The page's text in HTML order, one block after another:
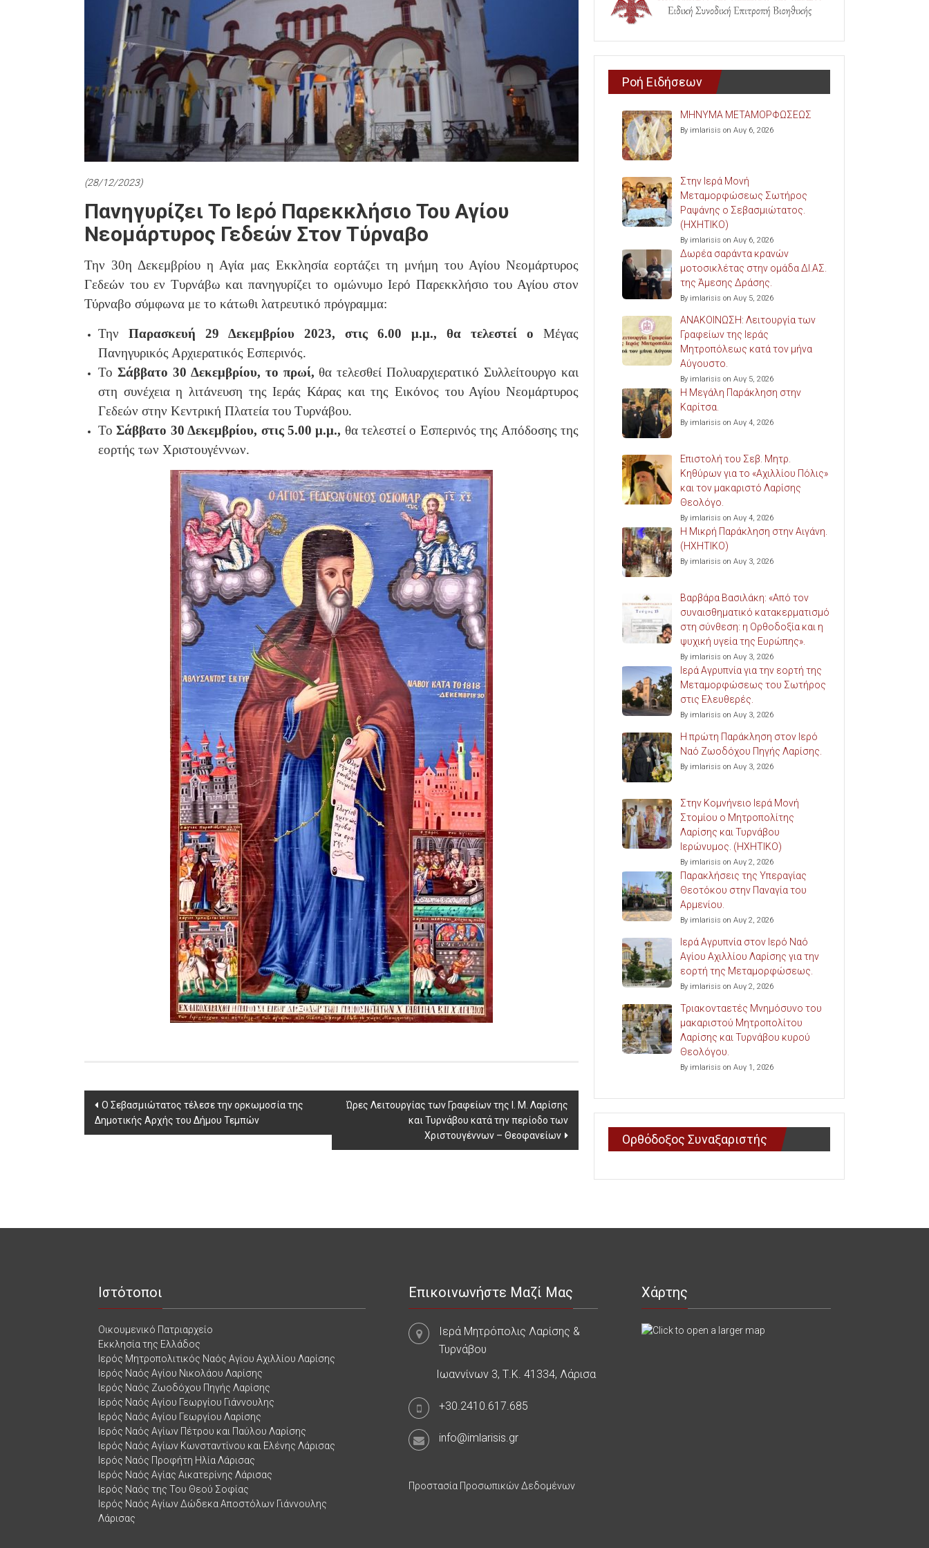
(28/12/2023)
Πανηγυρίζει Το Ιερό Παρεκκλήσιο Του Αγίου
Νεομάρτυρος Γεδεών Στον Τύρναβο
Την 30η Δεκεμβρίου η Αγία μας Εκκλησία εορτάζει τη μνήμη του Αγίου Νεομάρτυρος
Γεδεών του εν Τυρνάβω και πανηγυρίζει το ομώνυμο Ιερό Παρεκκλήσιο του Αγίου στον
Τύρναβο σύμφωνα με το κάτωθι λατρευτικό πρόγραμμα:
Την Παρασκευή 29 Δεκεμβρίου 2023, στις 6.00 μ.μ., θα τελεστεί ο Μέγας
Πανηγυρικός Αρχιερατικός Εσπερινός.
Το Σάββατο 30 Δεκεμβρίου, το πρωί, θα τελεσθεί Πολυαρχιερατικό Συλλείτουργο και
στη συνέχεια η λιτάνευση της Ιεράς Κάρας και της Εικόνος του Αγίου Νεομάρτυρος
Γεδεών στην Κεντρική Πλατεία του Τυρνάβου.
ΤοΣάββατο 30 Δεκεμβρίου, στις 5.00 μ.μ., θα τελεστεί ο Εσπερινός της Απόδοσης της
εορτής των Χριστουγέννων.
Post
navigation
Ο Σεβασμιώτατος τέλεσε την ορκωμοσία της
Δημοτικής Αρχής του Δήμου Τεμπών
Ώρες Λειτουργίας των Γραφείων της Ι. Μ. Λαρίσης
και Τυρνάβου κατά την περίοδο των
Χριστουγέννων – Θεοφανείων
Ροή Ειδήσεων
ΜΗΝΥΜΑ ΜΕΤΑΜΟΡΦΩΣΕΩΣ
By imlarisis on Αυγ 6, 2026
Στην Ιερά Μονή
Μεταμορφώσεως Σωτήρος
Ραψάνης ο Σεβασμιώτατος.
(ΗΧΗΤΙΚΟ)
By imlarisis on Αυγ 6, 2026
Δωρέα σαράντα κρανών
μοτοσικλέτας στην ομάδα ΔΙ.ΑΣ.
της Άμεσης Δράσης.
By imlarisis on Αυγ 5, 2026
ΑΝΑΚΟΙΝΩΣΗ: Λειτουργία των
Γραφείων της Ιεράς
Μητροπόλεως κατά τον μήνα
Αύγουστο.
By imlarisis on Αυγ 5, 2026
Η Μεγάλη Παράκληση στην
Καρίτσα.
By imlarisis on Αυγ 4, 2026
Επιστολή του Σεβ. Μητρ.
Κηθύρων για το «Αχιλλίου Πόλις»
και τον μακαριστό Λαρίσης
Θεολόγο.
By imlarisis on Αυγ 4, 2026
Η Μικρή Παράκληση στην Αιγάνη.
(ΗΧΗΤΙΚΟ)
By imlarisis on Αυγ 3, 2026
Βαρβάρα Βασιλάκη: «Από τον
συναισθηματικό κατακερματισμό
στη σύνθεση: η Ορθοδοξία και η
ψυχική υγεία της Ευρώπης».
By imlarisis on Αυγ 3, 2026
Ιερά Αγρυπνία για την εορτή της
Μεταμορφώσεως του Σωτήρος
στις Ελευθερές.
By imlarisis on Αυγ 3, 2026
Η πρώτη Παράκληση στον Ιερό
Ναό Ζωοδόχου Πηγής Λαρίσης.
By imlarisis on Αυγ 3, 2026
Στην Κομνήνειο Ιερά Μονή
Στομίου ο Μητροπολίτης
Λαρίσης και Τυρνάβου
Ιερώνυμος. (ΗΧΗΤΙΚΟ)
By imlarisis on Αυγ 2, 2026
Παρακλήσεις της Υπεραγίας
Θεοτόκου στην Παναγία του
Αρμενίου.
By imlarisis on Αυγ 2, 2026
Ιερά Αγρυπνία στον Ιερό Ναό
Αγίου Αχιλλίου Λαρίσης για την
εορτή της Μεταμορφώσεως.
By imlarisis on Αυγ 2, 2026
Τριακονταετές Μνημόσυνο του
μακαριστού Μητροπολίτου
Λαρίσης και Τυρνάβου κυρού
Θεολόγου.
By imlarisis on Αυγ 1, 2026
Ορθόδοξος Συναξαριστής
Ιστότοποι
Οικουμενικό Πατριαρχείο
Εκκλησία της Ελλάδος
Ιερός Μητροπολιτικός Ναός Αγίου Αχιλλίου Λαρίσης
Ιερός Ναός Αγίου Νικολάου Λαρίσης
Ιερός Ναός Ζωοδόχου Πηγής Λαρίσης
Ιερός Ναός Αγίου Γεωργίου Γιάννουλης
Ιερός Ναός Αγίου Γεωργίου Λαρίσης
Ιερός Ναός Αγίων Πέτρου και Παύλου Λαρίσης
Ιερός Ναός Αγίων Κωνσταντίνου και Ελένης Λάρισας
Ιερός Ναός Προφήτη Ηλία Λάρισας
Ιερός Ναός Αγίας Αικατερίνης Λάρισας
Ιερός Ναός της Του Θεού Σοφίας
Ιερός Ναός Αγίων Δώδεκα Αποστόλων Γιάννουλης
Λάρισας
Επικοινωνήστε Μαζί Μας
Ιερά Μητρόπολις Λαρίσης &
Τυρνάβου
Ιωαννίνων 3, Τ.Κ. 41334, Λάρισα
+30.2410.617.685
info@imlarisis.gr
Προστασία Προσωπικών Δεδομένων
Χάρτης